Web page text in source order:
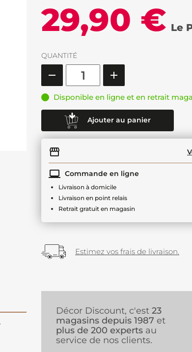
29,90 € Le
QUANTITÉ
Disponible en ligne et en retrait
Ajouter au panier
Commande en ligne
Livraison à domicile
Livraison en point relais
Retrait gratuit en magasin
Estimez vos frais de livraison.
Décor Discount, c'est 23
magasins depuis 1987 et
plus de 200 experts au
service de nos clients.